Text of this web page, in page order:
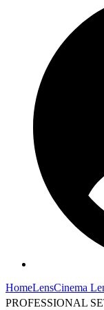
HomeLensCinema
PROFESSIONAL